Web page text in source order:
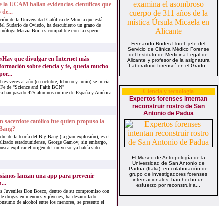
la UCAM hallan evidencias científicas que
de la Universidad Católica de Murcia que está
Sudario de Oviedo, ha descubierto un grano de
Marzia Boi, es compatible con la especie
que divulgar en Internet más
sobre ciencia y fe, queda mucho
veces al año (en octubre, febrero y junio) se inicia
de "Science and Faith BCN"
han pasado 425 alumnos online de España y América
sacerdote católico fue quien propuso la
de la teoría del Big Bang (la gran explosión), es el
estadounidense, George Gamov; sin embargo,
explicar el origen del universo ya había sido
lanzan una app para prevenir
Juveniles Don Bosco, dentro de su compromiso con
drogas en menores y jóvenes, ha desarrollado
de alcohol entre los menores, se presentó el
Fernando Rodes Lloret, jefe del
Servicio de Clínica Médico Forense
del Instituto de Medicina Legal de
Alicante y profesor de la asignatura
´Laboratorio forense´ en el Grado...
Ciencia y tecnologia
Expertos forenses intentan
reconstruir rostro de San
Antonio de Padua
El Museo de Antropología de la
Universidad de San Antonio de
Padua (Italia), en colaboración de
grupo de investigadores forenses
internacionales, han hecho un
esfuerzo por reconstruir a...